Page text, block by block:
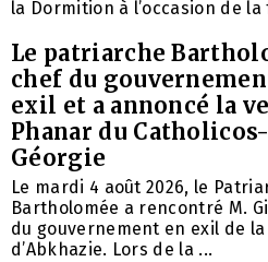
la Dormition à l’occasion de la
Le patriarche
chef du
exil et a annoncé la
Phanar du
Géorgie
Le mardi 4 août 2026, le
Bartholomée a rencontré M.
du gouvernement en exil de
d’Abkhazie. Lors de la ...